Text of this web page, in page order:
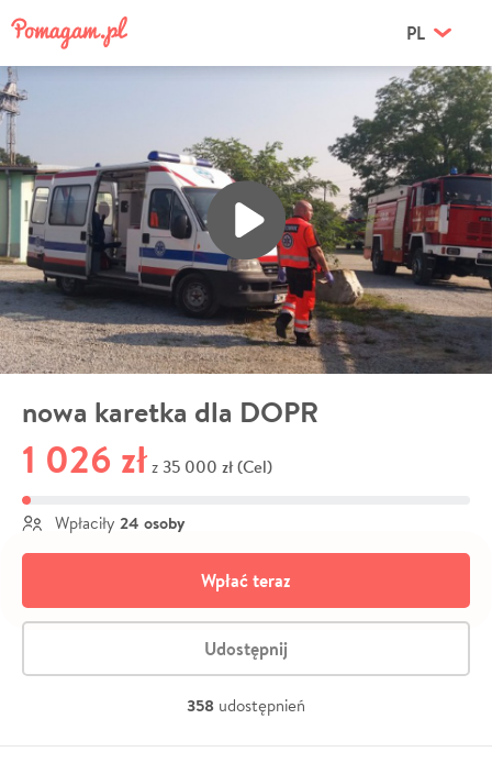
PL
nowa karetka dla DOPR
1 026 zł z 35 000 zł (Cel)
Wpłaciły 24 osoby
Wpłać teraz
Udostępnij
358 udostępnień